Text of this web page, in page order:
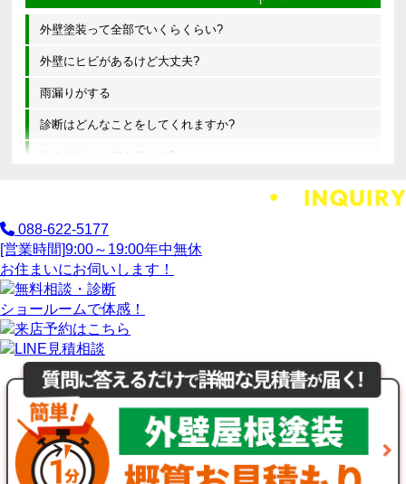
外壁塗装って全部でいくらくらい?
外壁にヒビがあるけど大丈夫?
雨漏りがする
診断はどんなことをしてくれますか?
他の会社とは何が違うの?
088-622-5177
[営業時間]9:00～19:00年中無休
お住まいにお伺いします！
ショールームで体感！